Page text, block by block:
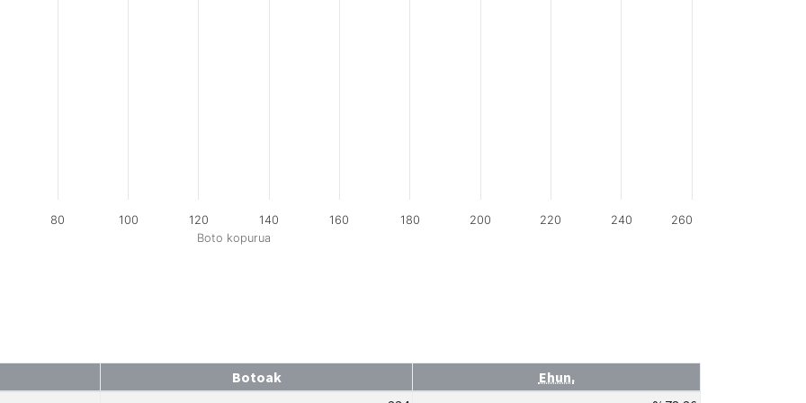
Boto kopurua
80 100 120 140 160 180 200 220 240 260
Botoak
Ehun.